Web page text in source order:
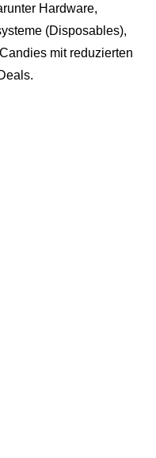
Hardware,
(Disposables),
mit reduzierten